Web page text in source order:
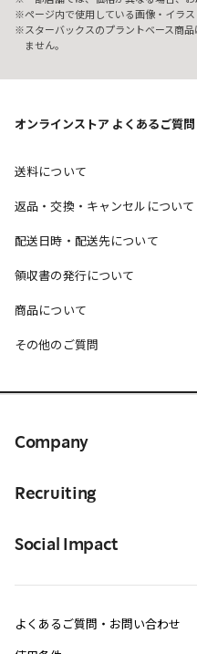
ページ内で使用している画像・イラス
スターバックスのプラントベース商
ません。
オンラインストア よくあるご質問
送料について
返品・交換・キャンセルについて
配送日時・配送先について
領収書の発行について
商品について
その他のご質問
Company
Recruiting
Social Impact
よくあるご質問・お問い合わせ